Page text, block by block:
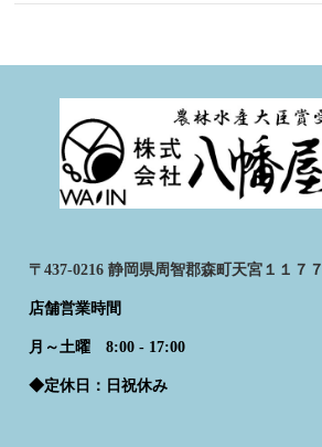
〒437-0216 静岡県周智郡森町天宮１１７７
店舗営業時間
月～土曜 8:00 - 17:00
◆定休日：日祝休み